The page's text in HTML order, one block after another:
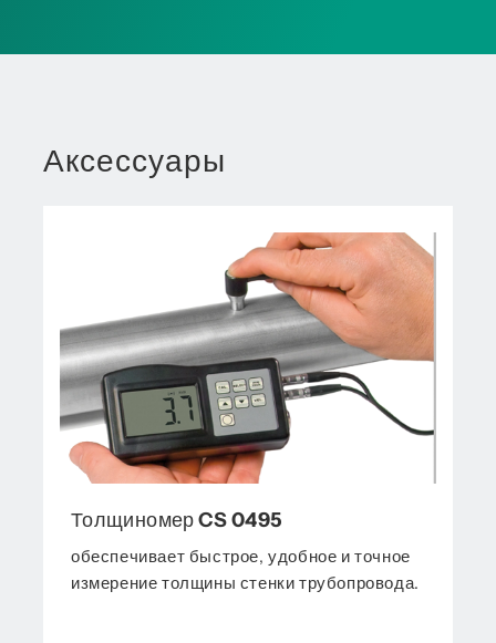
Аксессуары
Толщиномер CS 0495
обеспечивает быстрое, удобное и точное
измерение толщины стенки трубопровода.